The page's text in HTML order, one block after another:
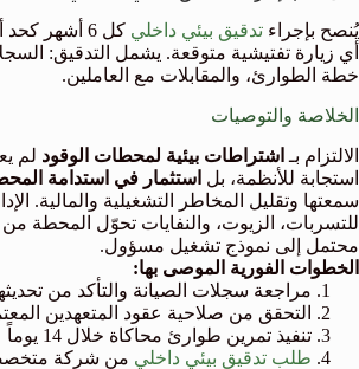
يُنصح بإجراء تدقيق بيئي داخلي
كل 6 أشهر
أي زيارة تفتيشية متوقعة. يشمل التدقيق:
خطة الطوارئ، والمقابلات مع العاملين.
الخلاصة والتوصيات
الالتزام بـ اشتراطات بيئية لمحطات الوقود لم
استجابة للأنظمة، بل استثمار في استدامة
سمعتها وتقليل المخاطر التشغيلية والمالية.
للتسربات، الزيوت، والنفايات تحوّل المحطة
محتمل إلى نموذج تشغيل مسؤول.
الخطوات الفورية الموصى بها:
مراجعة سجلات الصيانة والتأكد من تحديثها
التحقق من صلاحية عقود المتعهدين
تنفيذ تمرين طوارئ محاكاة خلال 14 يوماً
طلب تدقيق بيئي داخلي من شركة